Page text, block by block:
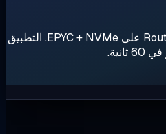
RouterOS Cloud Hosted Router على EPYC + NVMe. التطبيق